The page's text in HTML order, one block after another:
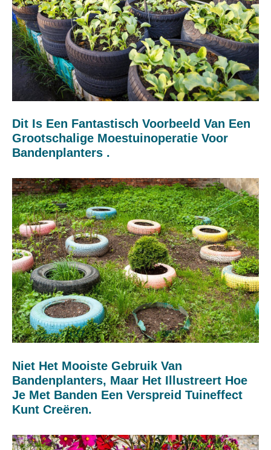
Dit Is Een Fantastisch Voorbeeld Van Een
Grootschalige Moestuinoperatie Voor
Bandenplanters .
Niet Het Mooiste Gebruik Van
Bandenplanters, Maar Het Illustreert Hoe
Je Met Banden Een Verspreid Tuineffect
Kunt Creëren.